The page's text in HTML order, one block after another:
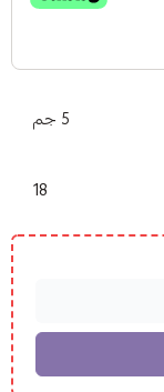
5 جم
18